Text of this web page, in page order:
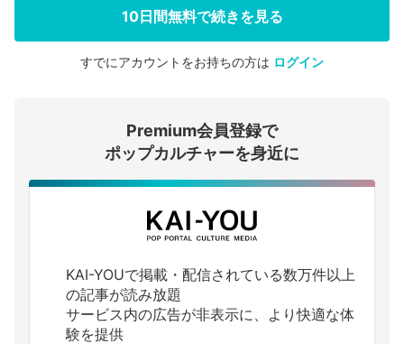
会員登録する
ログインする
10日間無料で続きを見る
すでにアカウントをお持ちの方は ログイン
Premium会員登録で
ポップカルチャーを身近に
KAI-YOUで掲載・配信されている数万件以上
の記事が読み放題
サービス内の広告が非表示に、より快適な体
験を提供